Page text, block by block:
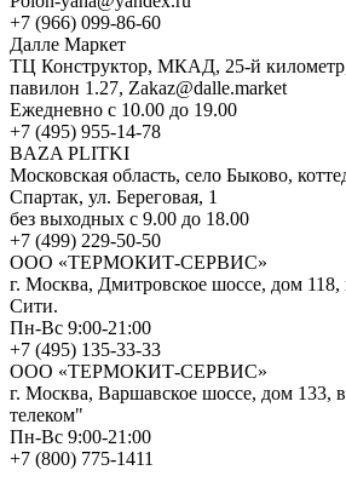
+7 (966) 099-86-60
Далле Маркет
ТЦ Конструктор, МКАД, 25-й
павилон 1.27, Zakaz@dalle.market
Ежедневно с 10.00 до 19.00
+7 (495) 955-14-78
BAZA PLITKI
Московская область, село Быково,
Спартак, ул. Береговая, 1
без выходных с 9.00 до 18.00
+7 (499) 229-50-50
ООО «ТЕРМОКИТ-СЕРВИС»
г. Москва, Дмитровское шоссе, дом
Сити.
Пн-Вс 9:00-21:00
+7 (495) 135-33-33
ООО «ТЕРМОКИТ-СЕРВИС»
г. Москва, Варшавское шоссе, дом
телеком"
Пн-Вс 9:00-21:00
+7 (800) 775-1411